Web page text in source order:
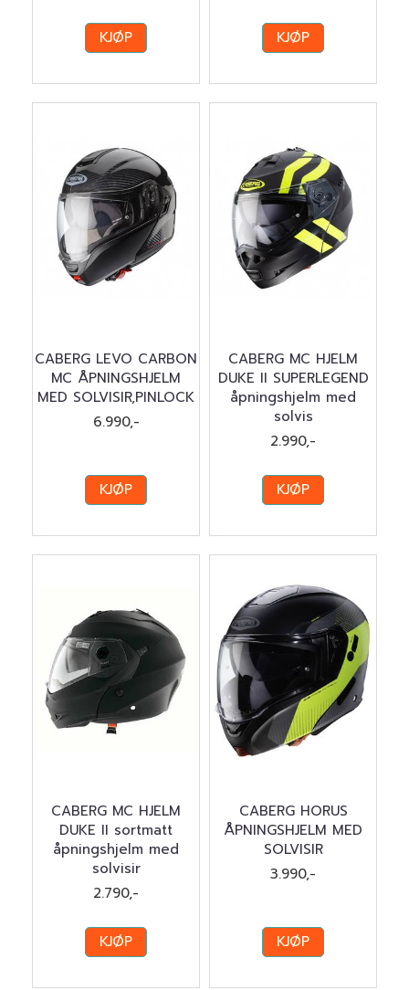
KJØP KJØP
CABERG LEVO CARBON
MC ÅPNINGSHJELM
MED SOLVISIR,PINLOCK
6.990,-
KJØP
CABERG MC HJELM
DUKE II SUPERLEGEND
åpningshjelm med
solvis
2.990,-
KJØP
CABERG MC HJELM
DUKE II sortmatt
åpningshjelm med
solvisir
2.790,-
KJØP
CABERG HORUS
ÅPNINGSHJELM MED
SOLVISIR
3.990,-
KJØP